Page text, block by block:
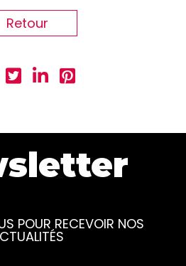
Retour
POUR RECEVOIR NOS